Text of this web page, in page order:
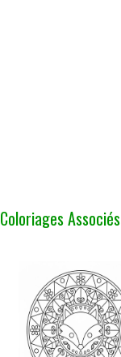
Coloriages Associés